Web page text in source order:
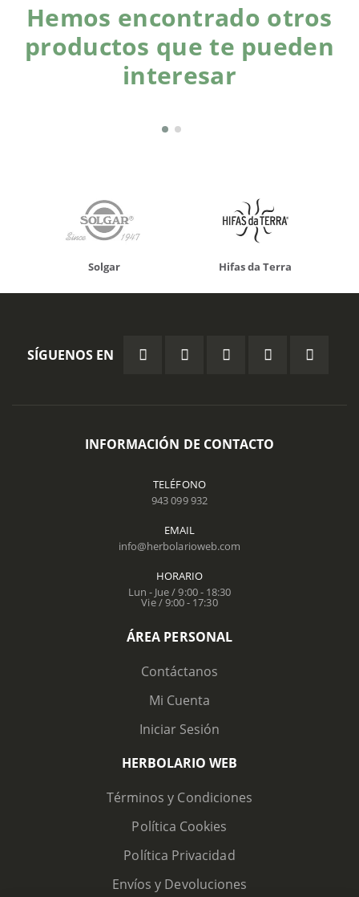
Hemos encontrado otros
productos que te pueden
interesar
Solgar Hifas da Terra
SÍGUENOS EN
INFORMACIÓN DE CONTACTO
TELÉFONO
943 099 932
EMAIL
info@herbolarioweb.com
HORARIO
Lun - Jue / 9:00 - 18:30
Vie / 9:00 - 17:30
ÁREA PERSONAL
Contáctanos
Mi Cuenta
Iniciar Sesión
HERBOLARIO WEB
Términos y Condiciones
Política Cookies
Política Privacidad
Envíos y Devoluciones